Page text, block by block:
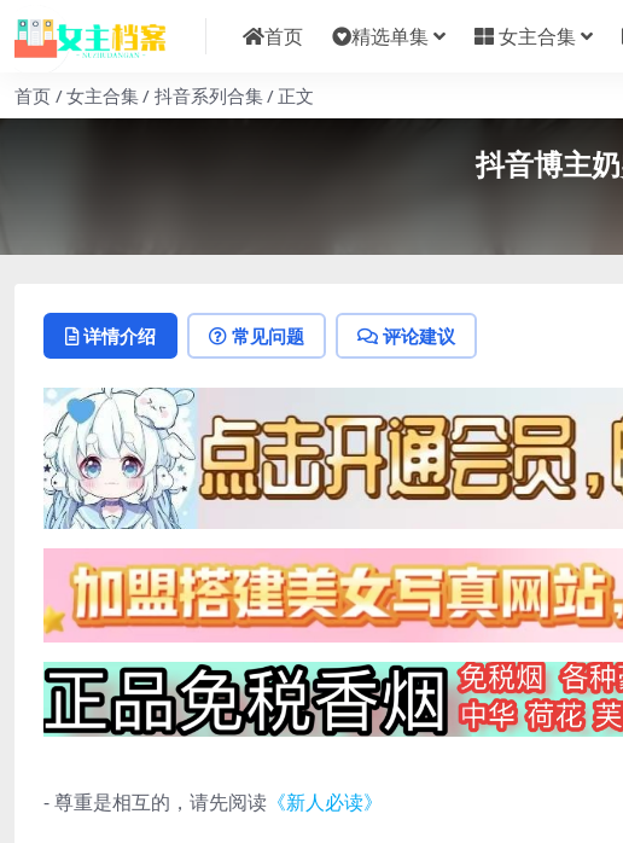
首页 精选单集 女主合集
首页 女主合集 抖音系列合集 正文
抖音博主
详情介绍 常见问题 评论建议
- 尊重是相互的，请先阅读 《新人必读》